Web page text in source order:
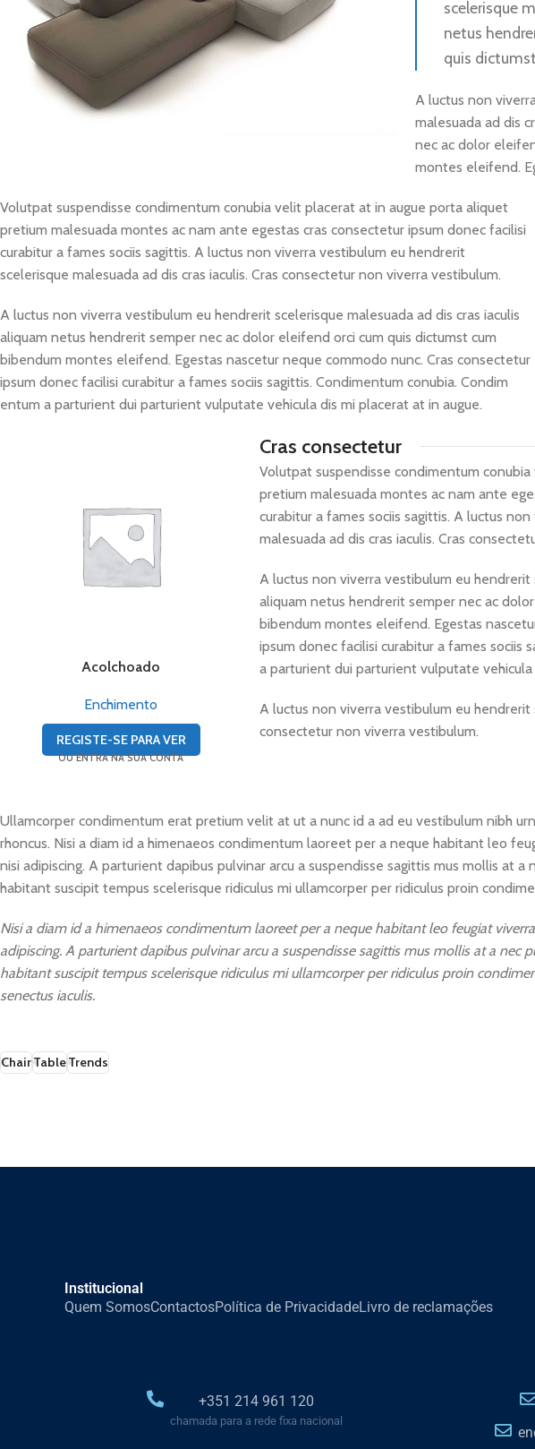
scelerisque
netus
quis
A luctus non
malesuada ad dis
nec ac dolor
montes eleifend.
Volutpat suspendisse condimentum conubia velit placerat at in augue porta aliquet
pretium malesuada montes ac nam ante egestas cras consectetur ipsum donec facilisi
curabitur a fames sociis sagittis. A luctus non viverra vestibulum eu hendrerit
scelerisque malesuada ad dis cras iaculis. Cras consectetur non viverra vestibulum.
A luctus non viverra vestibulum eu hendrerit scelerisque malesuada ad dis cras iaculis
aliquam netus hendrerit semper nec ac dolor eleifend orci cum quis dictumst cum
bibendum montes eleifend. Egestas nascetur neque commodo nunc. Cras consectetur
ipsum donec facilisi curabitur a fames sociis sagittis. Condimentum conubia. Condim
entum a parturient dui parturient vulputate vehicula dis mi placerat at in augue.
Acolchoado
Enchimento
REGISTE-SE PARA VER
OU ENTRA NA SUA CONTA
Cras consectetur
Volutpat suspendisse condimentum
pretium malesuada montes ac nam ante
curabitur a fames sociis sagittis. A luctus
malesuada ad dis cras iaculis. Cras
A luctus non viverra vestibulum eu hendrerit
aliquam netus hendrerit semper nec ac
bibendum montes eleifend. Egestas
ipsum donec facilisi curabitur a fames sociis
a parturient dui parturient vulputate vehicula
A luctus non viverra vestibulum eu hendrerit
consectetur non viverra vestibulum.
Ullamcorper condimentum erat pretium velit at ut a nunc id a ad eu vestibulum nibh
rhoncus. Nisi a diam id a himenaeos condimentum laoreet per a neque habitant leo
nisi adipiscing. A parturient dapibus pulvinar arcu a suspendisse sagittis mus mollis at
habitant suscipit tempus scelerisque ridiculus mi ullamcorper per ridiculus proin
Nisi a diam id a himenaeos condimentum laoreet per a neque habitant leo feugiat
adipiscing. A parturient dapibus pulvinar arcu a suspendisse sagittis mus mollis at a nec
habitant suscipit tempus scelerisque ridiculus mi ullamcorper per ridiculus proin
senectus iaculis.
ChairTableTrends
Institucional
Quem SomosContactosPolítica de PrivacidadeLivro de reclamações
+351 214 961 120
chamada para a rede fixa nacional